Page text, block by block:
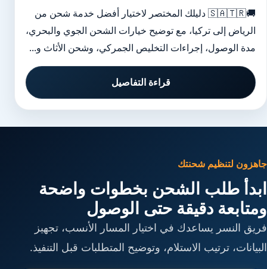
🚚🇸🇦🇹🇷 دليلك المختصر لاختيار أفضل خدمة شحن من
الرياض إلى تركيا، مع توضيح خيارات الشحن الجوي والبحري،
مدة الوصول، إجراءات التخليص الجمركي، وشحن الأثاث و...
قراءة التفاصيل
جاهزون لتنظيم شحنتك
ابدأ طلب الشحن بخطوات واضحة
ومتابعة دقيقة حتى الوصول
فريق النسر يساعدك في اختيار المسار الأنسب، تجهيز
البيانات، ترتيب الاستلام، وتوضيح المتطلبات قبل التنفيذ.